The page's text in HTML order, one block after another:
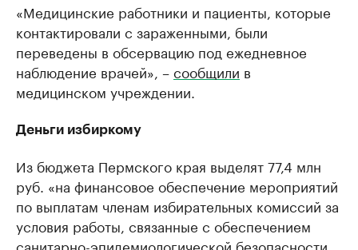
«Медицинские работники и пациенты, которые
контактировали с зараженными, были
переведены в обсервацию под ежедневное
наблюдение врачей», –сообщили в
медицинском учреждении.
Деньги избиркому
Из бюджета Пермского края выделят 77,4 млн
руб. «на финансовое обеспечение мероприятий
по выплатам членам избирательных комиссий за
условия работы, связанные с обеспечением
санитарно-эпидемиологической безопасности